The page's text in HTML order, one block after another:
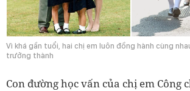
Vì khá gần tuổi, hai chị em luôn đồng hành cùng
trưởng thành
Con đường học vấn của chị em Công